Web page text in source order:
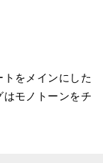
をメインにした
モノトーンをチ